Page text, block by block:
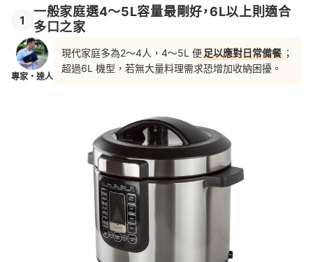
1
一般家庭選4～5L容量最剛好，6L以上則適合
多口之家
專家・達人
現代家庭多為2～4人，4～5L 便足以應對日常備餐 ；
超過6L 機型，若無大量料理需求恐增加收納困擾。